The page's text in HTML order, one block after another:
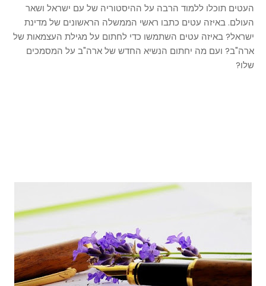
העטים תוכלו ללמוד הרבה על ההיסטוריה של עם ישראל ושאר
העולם. באיזה עטים כתבו ראשי הממשלה הראשונים של מדינת
ישראל? באיזה עטים השתמשו כדי לחתום על מגילת העצמאות של
ארה"ב? ועם מה יחתום הנשיא החדש של ארה"ב על המסמכים
שלו?